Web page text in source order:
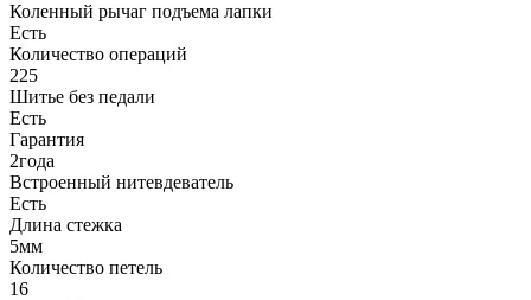
Коленный рычаг подъема лапки
Есть
Количество операций
225
Шитье без педали
Есть
Гарантия
2года
Встроенный нитевдеватель
Есть
Длина стежка
5мм
Количество петель
16